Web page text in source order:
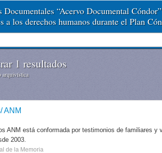
“Acervo Documental Cóndor”
a los derechos humanos durante el Plan
1 resultados
arquivística
ANM
ANM está conformada por testimonios de familiares
2003.
de la Memoria